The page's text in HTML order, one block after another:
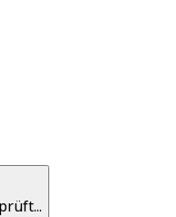
Anzahl der